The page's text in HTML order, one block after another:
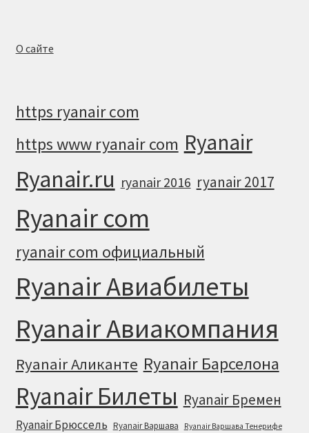
О сайте
https ryanair com
https www ryanair com Ryanair
Ryanair.ru ryanair 2016 ryanair 2017
Ryanair com
ryanair com официальный
Ryanair Авиабилеты
Ryanair Авиакомпания
Ryanair Аликанте Ryanair Барселона
Ryanair Билеты Ryanair Бремен
Ryanair Брюссель Ryanair Варшава Ryanair Варшава Тенерифе